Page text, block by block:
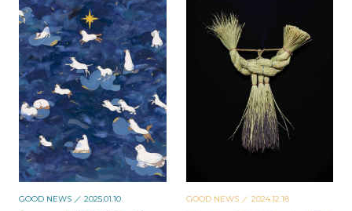
GOOD NEWS ／ 2025.01.10 GOOD NEWS／ 2024.12.18